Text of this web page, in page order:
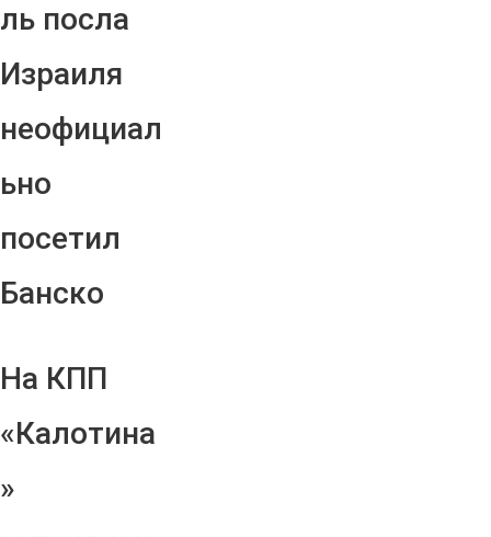
ль посла
Израиля
неофициал
ьно
посетил
Банско
На КПП
«Калотина
»